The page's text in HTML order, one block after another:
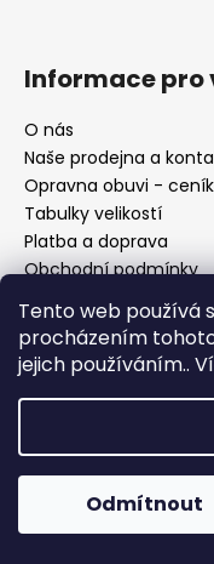
Tento web používá
procházením
jejich používáním..
Odmítnout
Informace pro
O nás
Naše prodejna a
Opravna obuvi - ceník
Tabulky velikostí
Platba a doprava
Obchodní podmínky
Ochrana osobních
Reklamační řád
Moje objednávka